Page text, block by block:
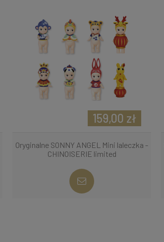
Oryginalne SONNY ANGEL Mini laleczka -
CHINOISERIE limited
159,00 zł